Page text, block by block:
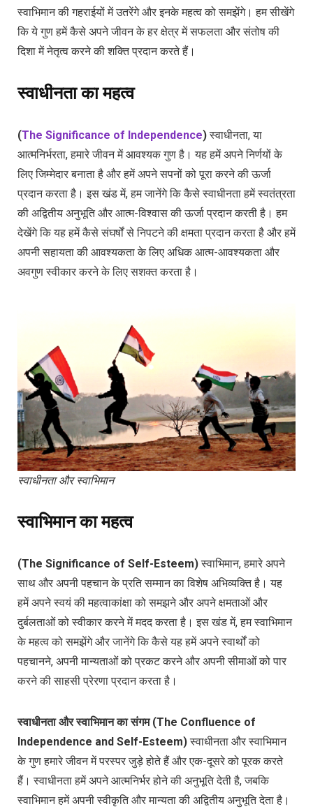
स्वाभिमान की गहराईयों में उतरेंगे और इनके महत्व को समझेंगे। हम सीखेंगे
कि ये गुण हमें कैसे अपने जीवन के हर क्षेत्र में सफलता और संतोष की
दिशा में नेतृत्व करने की शक्ति प्रदान करते हैं।
स्वाधीनता का महत्व
(The Significance of Independence)स्वाधीनता, या
आत्मनिर्भरता, हमारे जीवन में आवश्यक गुण है। यह हमें अपने निर्णयों के
लिए जिम्मेदार बनाता है और हमें अपने सपनों को पूरा करने की ऊर्जा
प्रदान करता है। इस खंड में, हम जानेंगे कि कैसे स्वाधीनता हमें स्वतंत्रता
की अद्वितीय अनुभूति और आत्म-विश्वास की ऊर्जा प्रदान करती है। हम
देखेंगे कि यह हमें कैसे संघर्षों से निपटने की क्षमता प्रदान करता है और हमें
अपनी सहायता की आवश्यकता के लिए अधिक आत्म-आवश्यकता और
अवगुण स्वीकार करने के लिए सशक्त करता है।
स्वाधीनता और स्वाभिमान
स्वाभिमान का महत्व
(The Significance of Self-Esteem)स्वाभिमान, हमारे अपने
साथ और अपनी पहचान के प्रति सम्मान का विशेष अभिव्यक्ति है। यह
हमें अपने स्वयं की महत्वाकांक्षा को समझने और अपने क्षमताओं और
दुर्बलताओं को स्वीकार करने में मदद करता है। इस खंड में, हम स्वाभिमान
के महत्व को समझेंगे और जानेंगे कि कैसे यह हमें अपने स्वार्थों को
पहचानने, अपनी मान्यताओं को प्रकट करने और अपनी सीमाओं को पार
करने की साहसी प्रेरणा प्रदान करता है।
स्वाधीनता और स्वाभिमान का संगम (The Confluence of
Independence and Self-Esteem)स्वाधीनता और स्वाभिमान
के गुण हमारे जीवन में परस्पर जुड़े होते हैं और एक-दूसरे को पूरक करते
हैं। स्वाधीनता हमें अपने आत्मनिर्भर होने की अनुभूति देती है, जबकि
स्वाभिमान हमें अपनी स्वीकृति और मान्यता की अद्वितीय अनुभूति देता है।